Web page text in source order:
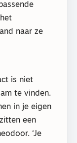
naar ze
is niet
te vinden.
in je eigen
een
‘Je